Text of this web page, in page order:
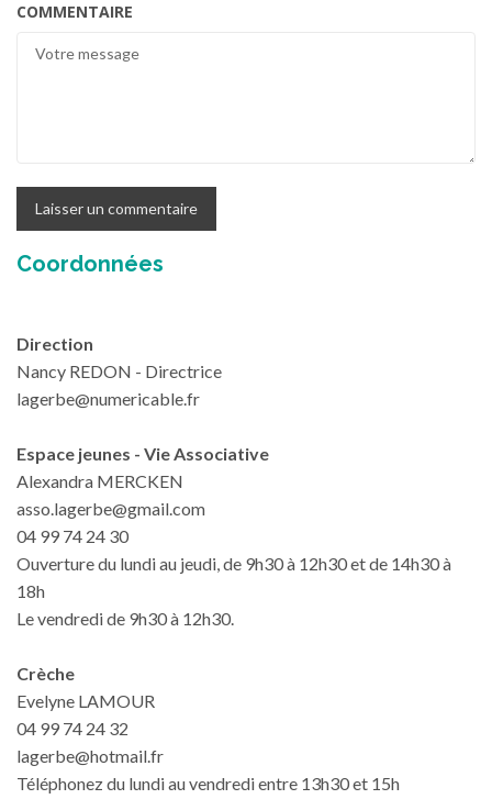
COMMENTAIRE
Coordonnées
Direction
Nancy REDON - Directrice
lagerbe@numericable.fr
Espace jeunes - Vie Associative
Alexandra MERCKEN
asso.lagerbe@gmail.com
04 99 74 24 30
Ouverture du lundi au jeudi, de 9h30 à 12h30 et de 14h30 à
18h
Le vendredi de 9h30 à 12h30.
Crèche
Evelyne LAMOUR
04 99 74 24 32
lagerbe@hotmail.fr
Téléphonez du lundi au vendredi entre 13h30 et 15h